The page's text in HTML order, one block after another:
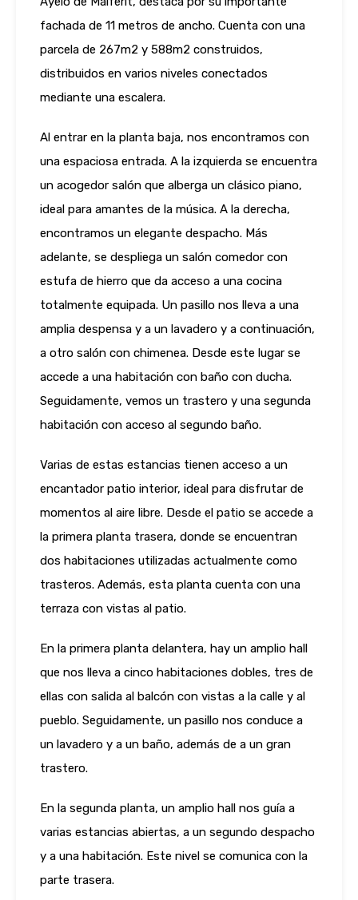
fachada de 11 metros de ancho. Cuenta con una
parcela de 267m2 y 588m2 construidos,
distribuidos en varios niveles conectados
mediante una escalera.
Al entrar en la planta baja, nos encontramos con
una espaciosa entrada. A la izquierda se encuentra
un acogedor salón que alberga un clásico piano,
ideal para amantes de la música. A la derecha,
encontramos un elegante despacho. Más
adelante, se despliega un salón comedor con
estufa de hierro que da acceso a una cocina
totalmente equipada. Un pasillo nos lleva a una
amplia despensa y a un lavadero y a continuación,
a otro salón con chimenea. Desde este lugar se
accede a una habitación con baño con ducha.
Seguidamente, vemos un trastero y una segunda
habitación con acceso al segundo baño.
Varias de estas estancias tienen acceso a un
encantador patio interior, ideal para disfrutar de
momentos al aire libre. Desde el patio se accede a
la primera planta trasera, donde se encuentran
dos habitaciones utilizadas actualmente como
trasteros. Además, esta planta cuenta con una
terraza con vistas al patio.
En la primera planta delantera, hay un amplio hall
que nos lleva a cinco habitaciones dobles, tres de
ellas con salida al balcón con vistas a la calle y al
pueblo. Seguidamente, un pasillo nos conduce a
un lavadero y a un baño, además de a un gran
trastero.
En la segunda planta, un amplio hall nos guía a
varias estancias abiertas, a un segundo despacho
y a una habitación. Este nivel se comunica con la
parte trasera.